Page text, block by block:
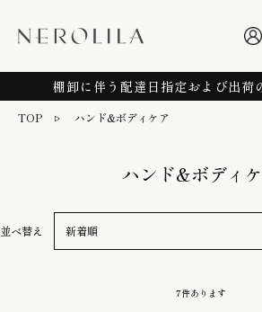
棚卸に伴う配達日指定および出荷
TOP ハンド&ボディケア
ハンド&ボディ
並べ替え
7件あります